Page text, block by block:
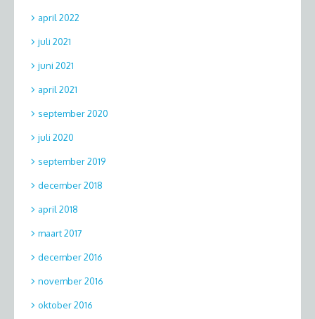
april 2022
juli 2021
juni 2021
april 2021
september 2020
juli 2020
september 2019
december 2018
april 2018
maart 2017
december 2016
november 2016
oktober 2016